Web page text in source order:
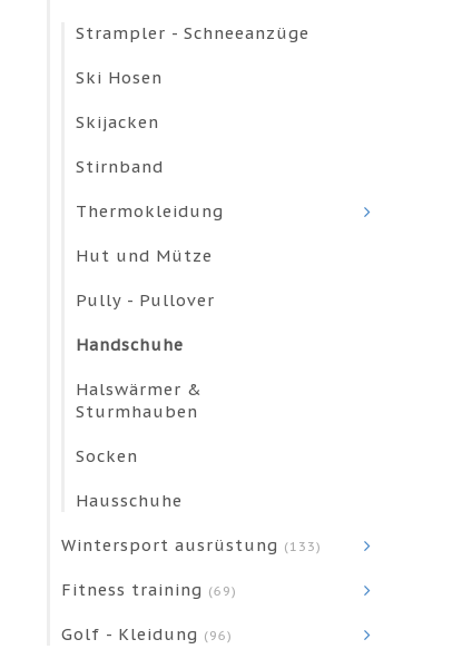
Strampler - Schneeanzüge
Ski Hosen
Skijacken
Stirnband
Thermokleidung
Hut und Mütze
Pully - Pullover
Handschuhe
Halswärmer &
Sturmhauben
Socken
Hausschuhe
Wintersport ausrüstung (133)
Fitness training (69)
Golf - Kleidung (96)